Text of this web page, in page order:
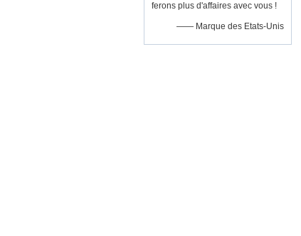
ferons plus d'affaires avec vous !
—— Marque des Etats-Unis